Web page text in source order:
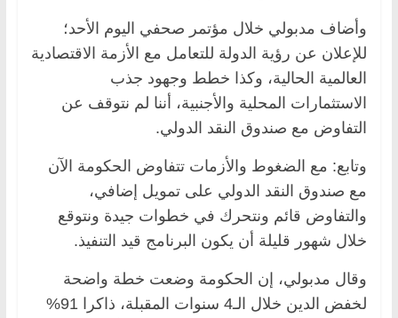
وأضاف مدبولي خلال مؤتمر صحفي اليوم الأحد؛
للإعلان عن رؤية الدولة للتعامل مع الأزمة الاقتصادية
العالمية الحالية، وكذا خطط وجهود جذب
الاستثمارات المحلية والأجنبية، أننا لم نتوقف عن
التفاوض مع صندوق النقد الدولي.
وتابع: مع الضغوط والأزمات تتفاوض الحكومة الآن
مع صندوق النقد الدولي على تمويل إضافي،
والتفاوض قائم ونتحرك في خطوات جيدة ونتوقع
خلال شهور قليلة أن يكون البرنامج قيد التنفيذ.
وقال مدبولي، إن الحكومة وضعت خطة واضحة
لخفض الدين خلال الـ4 سنوات المقبلة، ذاكرا 91%